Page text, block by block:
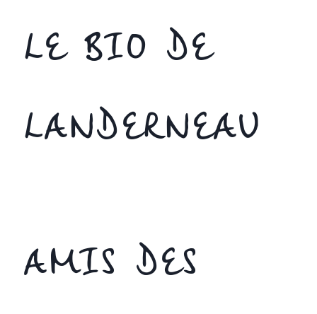
LE BIO DE
LANDERNEAU
AMIS DES